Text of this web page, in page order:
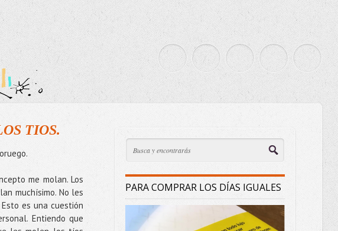
TIOS.
me molan. Los
muchísimo. No les
es una cuestión
Entiendo que
PARA COMPRAR LOS DÍAS IGUALES